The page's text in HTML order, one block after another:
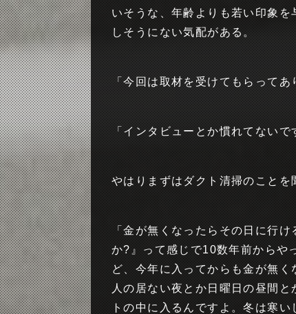
いそうな、年齢よりも若い印象を
しそうにない気配がある。
「今回は取材を受けてもらってあ
「インタビューとか慣れてない
やはりまずはダクト清掃のことを
「金が無くなったらその日に行
か?』って感じで10数年前からや
ど、今年に入ってからも金が無
人の居ない夜とか日曜日の昼間
トの中に入るんですよ。冬は寒